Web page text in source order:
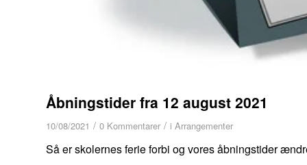
Åbningstider fra 12 august 2021
10/08/2021 / 0 Kommentarer / i Arrangementer
Så er skolernes ferie forbi og vores åbningstider